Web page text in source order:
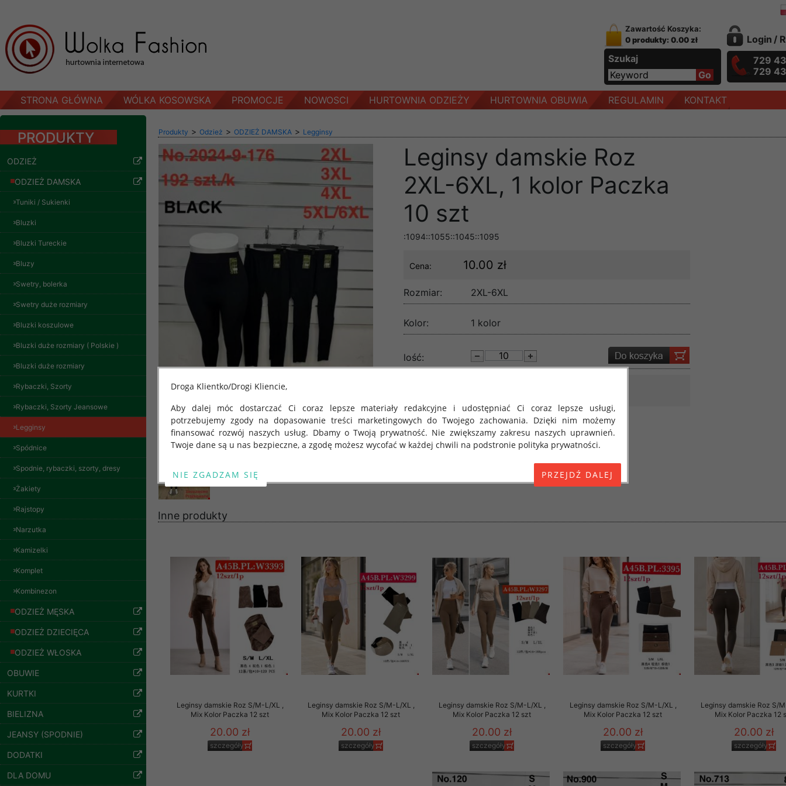
Zawartość Koszyka:
0 produkty: 0.00 zł
Szukaj
Login /
729
729
STRONA GŁÓWNA WÓLKA KOSOWSKA PROMOCJE NOWOSCI HURTOWNIA ODZIEŻY HURTOWNIA OBUWIA REGULAMIN KONTAKT
PRODUKTY
ODZIEŻ
ODZIEŻ DAMSKA
Tuniki / Sukienki
Bluzki
Bluzki Tureckie
Bluzy
Swetry, bolerka
Swetry duże rozmiary
Bluzki koszulowe
Bluzki duże rozmiary ( Polskie )
Bluzki duże rozmiary
Rybaczki, Szorty
Rybaczki, Szorty Jeansowe
Legginsy
Spódnice
Spodnie, rybaczki, szorty, dresy
Żakiety
Rajstopy
Narzutka
Kamizelki
Komplet
Kombinezon
ODZIEŻ MĘSKA
ODZIEŻ DZIECIĘCA
ODZIEŻ WŁOSKA
OBUWIE
KURTKI
BIELIZNA
JEANSY (SPODNIE)
DODATKI
DLA DOMU
Bluzy damskie Roz
L-3XL. 1 kolor.
Paczka 10 szt
54.00 zł
Bluzy damskie Roz
L-3XL. 1 kolor.
Paczka 10 szt
Produkty > Odzież > ODZIEŻ DAMSKA > Legginsy
Leginsy damskie Roz
2XL-6XL, 1 kolor Paczka
10 szt
:1094::1055::1045::1095
Cena: 10.00 zł
Rozmiar: 2XL-6XL
Kolor: 1 kolor
lość:
Inne produkty
Leginsy damskie Roz S/M-L/XL ,
Mix Kolor Paczka 12 szt
20.00 zł
szczegóły
Leginsy damskie Roz S/M-L/XL ,
Mix Kolor Paczka 12 szt
20.00 zł
szczegóły
Leginsy damskie Roz S/M-L/XL ,
Mix Kolor Paczka 12 szt
20.00 zł
szczegóły
Leginsy damskie Roz S/M-L/XL ,
Mix Kolor Paczka 12 szt
20.00 zł
szczegóły
Leginsy damskie Roz S/
Mix Kolor Paczka 12
20.00 zł
szczegóły
Droga Klientko/Drogi Kliencie,
Aby dalej móc dostarczać Ci coraz lepsze materiały redakcyjne i udostępniać Ci coraz lepsze usługi,
potrzebujemy zgody na dopasowanie treści marketingowych do Twojego zachowania. Dzięki nim możemy
finansować rozwój naszych usług. Dbamy o Twoją prywatność. Nie zwiększamy zakresu naszych uprawnień.
Twoje dane są u nas bezpieczne, a zgodę możesz wycofać w każdej chwili na podstronie polityka prywatności.
Od 25 maja 2018 roku obowiązuje Rozporządzenie Parlamentu Europejskiego i Rady (UE) 2016/679 z dnia 27
kwietnia 2016 r. w sprawie ochrony osób fizycznych w związku z przetwarzaniem danych osobowych i w sprawie
swobodnego przepływu takich danych oraz uchylenia dyrektywy 95/46/WE (określane jako "RODO", "ORODO",
przetwarzaniu Twoich danych oraz zasadach, na jakich odbywa się to po dniu 25 maja 2018 roku. Poniżej
Jeżeli klikniesz przycisk „Przejdź dalej” lub zamkniesz to okno, to wyrazisz zgodę na przetwarzanie przez OMEZ
GROUP Sp. z o.o.
Wyrażenie zgody jest dobrowolne. Zgodę możesz w każdym momencie wycofać . Pamiętaj, że wycofanie zgody nie
wpływa na zgodność z prawem przetwarzania dokonanego wcześniej.
Dodatkowe informacje, w tym o przysługujących uprawnieniach (prawo dostępu, sprostowania oraz usunięcia
Twoich danych, ograniczenia ich przetwarzania, prawo do ich przenoszenia, niepodlegania zautomatyzowanemu
podejmowaniu decyzji, w tym profilowaniu, a także prawo wyrażenia sprzeciwu wobec przetwarzania Twoich
danych osobowych) znajdziesz w Polityce prywatności.
Polityka prywatności
Polityka prywatności sklepu